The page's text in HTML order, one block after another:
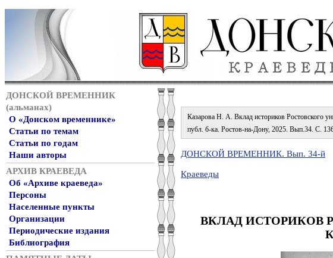
ДОНСКОЙ ВРЕМЕННИК
(альманах)
О «Донском временнике»
Статьи по темам
Статьи по годам
Наши авторы
АРХИВ КРАЕВЕДА
Об «Архиве краеведа»
Персоны
Населенные пункты
Организации
Периодические издания
Библиография
Казарова Н. А. Вклад историков Ростовского
публ. б-ка. Ростов-на-Дону, 2025. Вып.34. С.
ДОНСКОЙ ВРЕМЕННИК. Вып. 34-й
Краеведы
ВКЛАД ИСТОРИКОВ